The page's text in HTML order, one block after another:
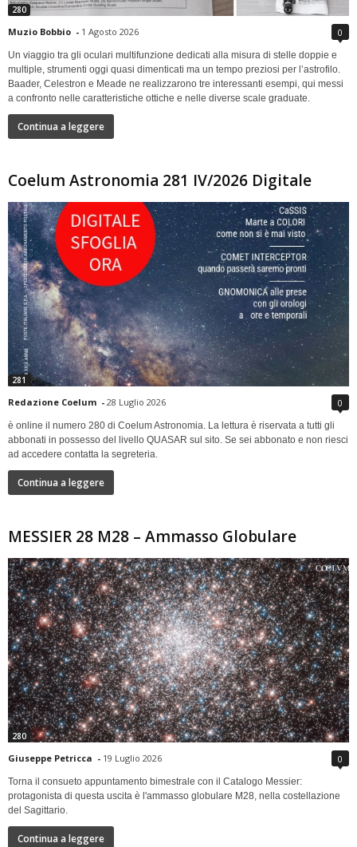
280
Muzio Bobbio - 1 Agosto 2026 0
Un viaggio tra gli oculari multifunzione dedicati alla misura di stelle doppie e
multiple, strumenti oggi quasi dimenticati ma un tempo preziosi per l’astrofilo.
Baader, Celestron e Meade ne realizzarono tre interessanti esempi, qui messi
a confronto nelle caratteristiche ottiche e nelle diverse scale graduate.
Continua a leggere
Coelum Astronomia 281 IV/2026 Digitale
281
Redazione Coelum - 28 Luglio 2026 0
è online il numero 280 di Coelum Astronomia. La lettura è riservata a tutti gli
abbonati in possesso del livello QUASAR sul sito. Se sei abbonato e non riesci
ad accedere contatta la segreteria.
Continua a leggere
MESSIER 28 M28 – Ammasso Globulare
280
Giuseppe Petricca - 19 Luglio 2026 0
Torna il consueto appuntamento bimestrale con il Catalogo Messier:
protagonista di questa uscita è l'ammasso globulare M28, nella costellazione
del Sagittario.
Continua a leggere